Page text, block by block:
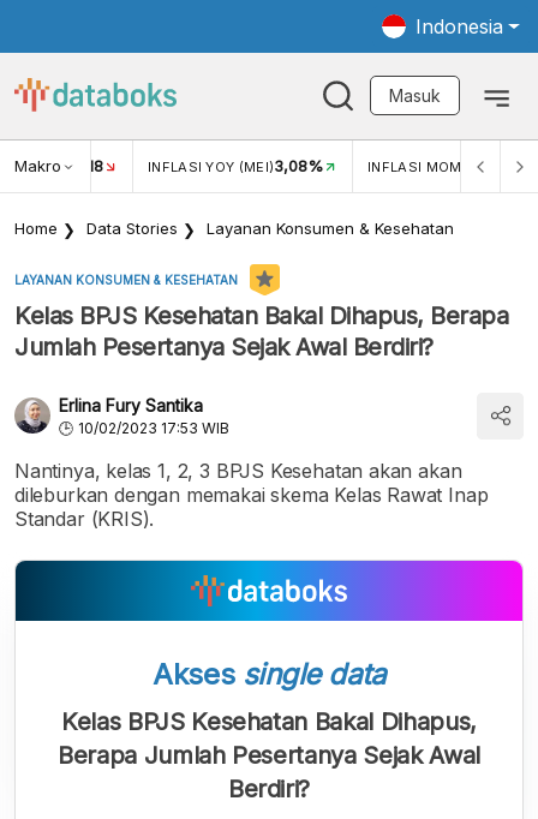
Indonesia
Masuk
Makro
USD/IDR 18 INFLASI YOY (MEI)3,08% INFLASI MOM (MEI)
Home Data Stories Layanan Konsumen & Kesehatan
LAYANAN KONSUMEN & KESEHATAN
Kelas BPJS Kesehatan Bakal Dihapus, Berapa
Jumlah Pesertanya Sejak Awal Berdiri?
Erlina Fury Santika
10/02/2023 17:53 WIB
Nantinya, kelas 1, 2, 3 BPJS Kesehatan akan akan
dileburkan dengan memakai skema Kelas Rawat Inap
Standar (KRIS).
Akses single data
Kelas BPJS Kesehatan Bakal Dihapus,
Berapa Jumlah Pesertanya Sejak Awal
Berdiri?